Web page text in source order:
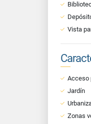
Vista
Acceso
Jardín
Zonas